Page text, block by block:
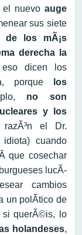
el nuevo auge
sus siete
de los mÃ¡s
derecha la
dicen los
porque
los
no son
y los
el Dr.
cuando
que cosechar
lucÃ­
cambios
un polÃ­tico de
si querÃ©is, lo
holandeses,